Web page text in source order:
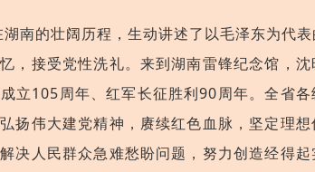
南的壮阔历程，生动讲述了以毛泽东为代
，接受党性洗礼。来到湖南雷锋纪念馆，
立105周年、红军长征胜利90周年。全省
扬伟大建党精神，赓续红色血脉 ， 坚定理
人民群众急难愁盼问题，努力创造经得起